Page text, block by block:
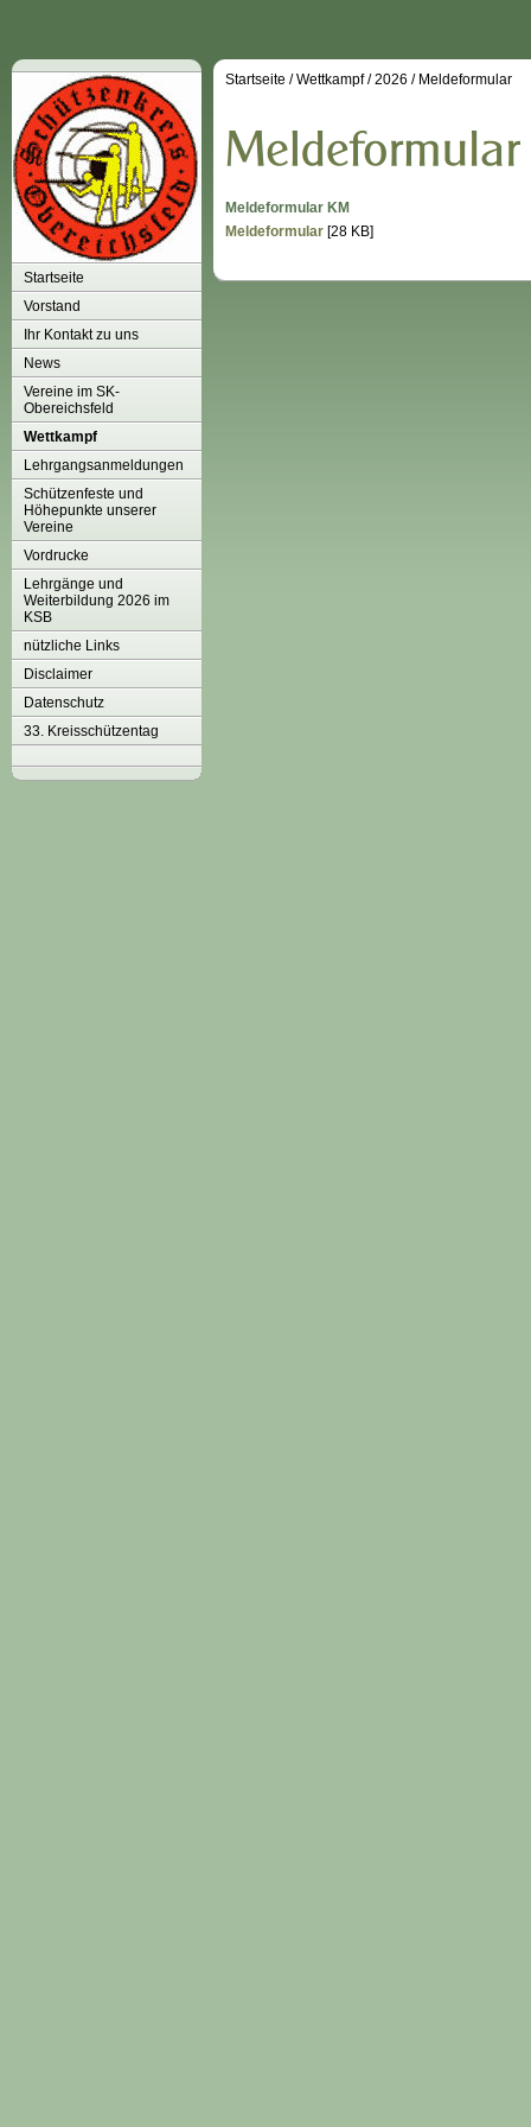
Startseite
Vorstand
Ihr Kontakt zu uns
News
Vereine im SK-
Obereichsfeld
Wettkampf
Lehrgangsanmeldungen
Schützenfeste und
Höhepunkte unserer
Vereine
Vordrucke
Lehrgänge und
Weiterbildung 2026 im
KSB
nützliche Links
Disclaimer
Datenschutz
33. Kreisschützentag
Startseite /Wettkampf/2026 / Meldeformular
Meldeformular KM
Meldeformular [28 KB]